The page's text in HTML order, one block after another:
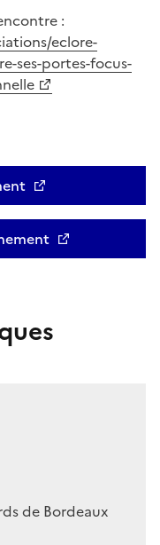
:
eclore-
ses-portes-focus-
de Bordeaux